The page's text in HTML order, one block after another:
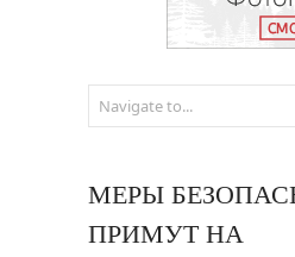
МЕРЫ
ПРИМУТ НА